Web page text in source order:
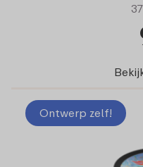
Ontwerp zelf!